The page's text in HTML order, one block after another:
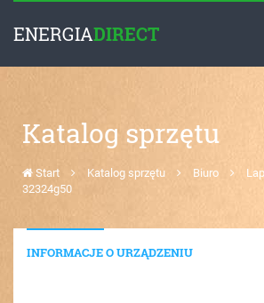
ENERGIADIRECT
Katalog sprzętu
Start Katalog sprzętu Biuro
32324g50
INFORMACJE O URZĄDZENIU